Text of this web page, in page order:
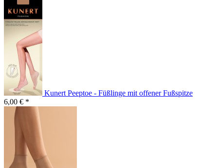
Kunert Peeptoe - Füßlinge mit offener Fußspitze
6,00 € *